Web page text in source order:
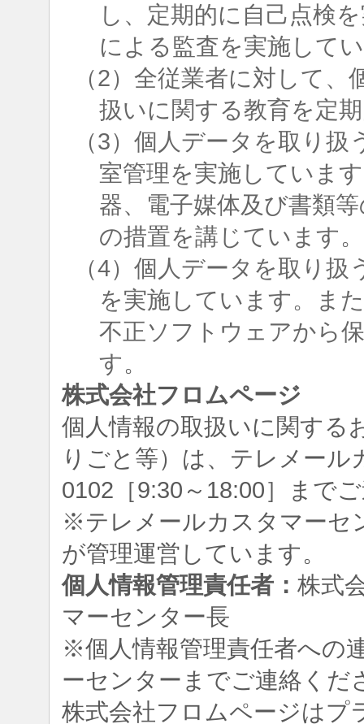
し、定期的に自己点検
による監査を実施して
（2）全従業者に対して
扱いに関する教育を定
（3）個人データを取り
室管理を実施していま
器、電子媒体及び書類
の措置を講じています。
（4）個人データを取り
を実施しています。ま
不正ソフトウェアから
す。
株式会社フロムページ
個人情報の取扱いに関する
りごと等）は、テレメー
0102［9:30～18:00］まで
※テレメールカスタマーセ
が管理運営しています。
個人情報管理責任者： 株式
マーセンター長
※個人情報管理責任者への
ーセンターまでご連絡くだ
株式会社フロムページはプ